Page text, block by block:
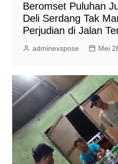
Beromset Puluhan
Deli Serdang Tak
Perjudian di Jalan
adminexspose Mei